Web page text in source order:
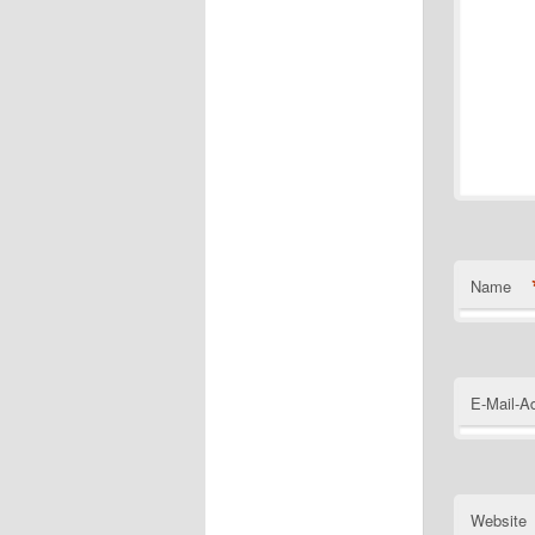
Name
E-Mail-
Website